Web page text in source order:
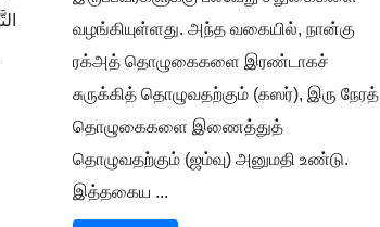
வழங்கியுள்ளது. அந்த வகையில், நான்கு
ரக்அத் தொழுகைகளை இரண்டாகச்
சுருக்கித் தொழுவதற்கும் (கஸர்), இரு நேரத்
தொழுகைகளை இணைத்துத்
தொழுவதற்கும் (ஜம்வு) அனுமதி உண்டு.
இத்தகைய ...